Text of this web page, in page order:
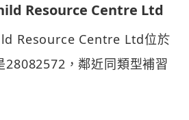
Resource Centre Ltd
Resource Centre Ltd位於
28082572，鄰近同類型補習